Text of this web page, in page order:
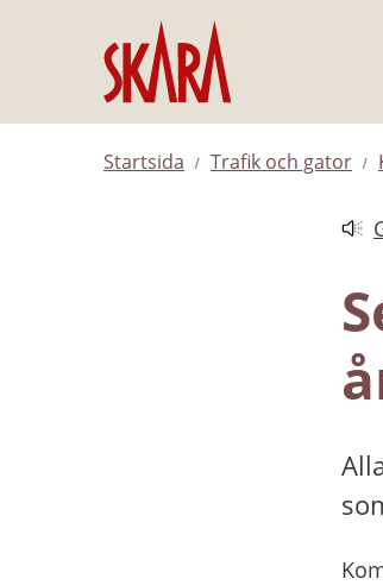
Hoppa till innehåll
Startsida Trafik och gator